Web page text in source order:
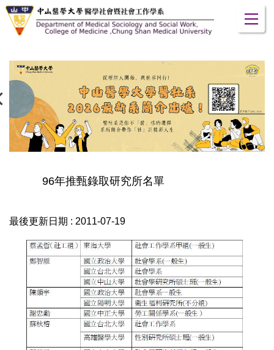
跳
到
容
區
96年推甄錄取研究所名單
最後更新日期 : 2011-07-19